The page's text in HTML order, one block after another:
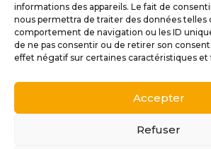
informations des appareils. Le fait de
nous permettra de traiter des données telles
comportement de navigation ou les ID
de ne pas consentir ou de retirer son
effet négatif sur certaines caractéristiques et
Accepter
Refuser
Contactez nous
Conception et
Soffiati | 2s Créations